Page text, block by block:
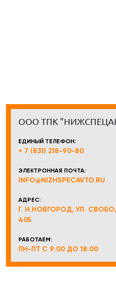
ООО ТПК
ЕДИНЫЙ ТЕЛЕФОН:
+ 7 (831) 218-90-80
ЭЛЕКТРОННАЯ ПОЧТА:
INFO@NIZHSPECAVTO.RU
АДРЕС:
Г. Н.НОВГОРОД, УЛ.
405
РАБОТАЕМ:
ПН-ПТ С 9:00 ДО 18:00